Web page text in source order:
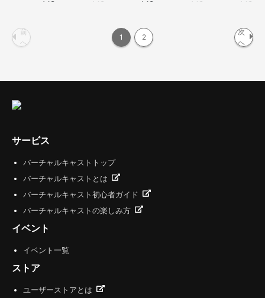
前
へ
1 2
次
へ
サービス
バーチャルキャストトップ
バーチャルキャストとは
バーチャルキャスト初心者ガイド
バーチャルキャストの楽しみ方
イベント
イベント一覧
ストア
ユーザーストアとは